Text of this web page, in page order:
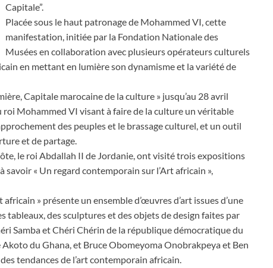
Capitale”.
Placée sous le haut patronage de Mohammed VI, cette
manifestation, initiée par la Fondation Nationale des
Musées en collaboration avec plusieurs opérateurs culturels
en mettant en lumière son dynamisme et la variété de
Capitale marocaine de la culture » jusqu’au 28 avril
Mohammed VI visant à faire de la culture un véritable
des peuples et le brassage culturel, et un outil
et de partage.
le roi Abdallah II de Jordanie, ont visité trois expositions
« Un regard contemporain sur l’Art africain »,
» présente un ensemble d’œuvres d’art issues d’une
des sculptures et des objets de design faites par
Samba et Chéri Chérin de la république démocratique du
du Ghana, et Bruce Obomeyoma Onobrakpeya et Ben
tendances de l’art contemporain africain.